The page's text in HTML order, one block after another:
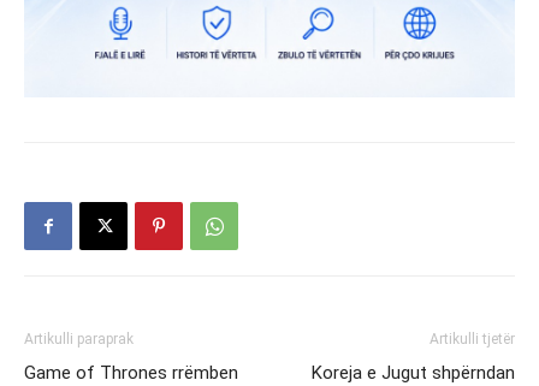
Artikulli paraprak
Game of Thrones rrëmben
Artikulli tjetër
Koreja e Jugut shpërndan